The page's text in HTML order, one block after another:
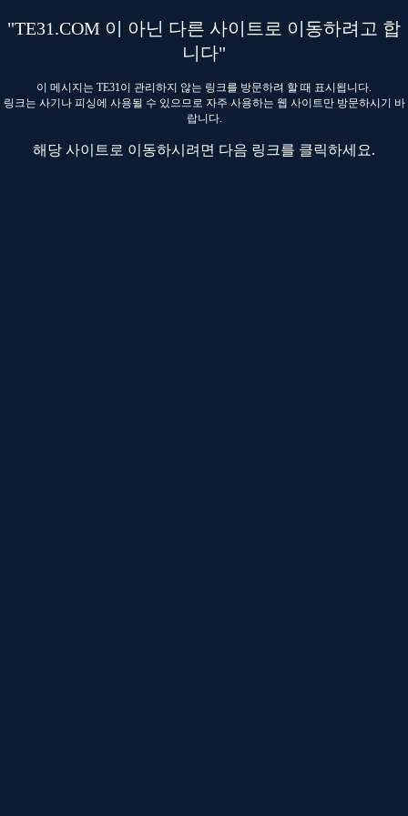
"TE31.COM 이 아닌 다른 사이트로 이동하려고 합
니다"
이 메시지는 TE31이 관리하지 않는 링크를 방문하려 할 때 표시됩니다.
링크는 사기나 피싱에 사용될 수 있으므로 자주 사용하는 웹 사이트만 방문하시기 바
랍니다.
해당 사이트로 이동하시려면 다음 링크를 클릭하세요.